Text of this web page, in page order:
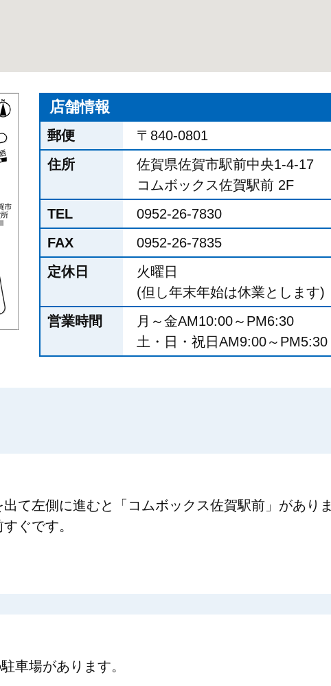
店舗情報
郵便
〒840-0801
住所
佐賀県佐賀市駅前中央1-4-17
コムボックス佐賀駅前 2F
TEL
0952-26-7830
FAX
0952-26-7835
定休日
火曜日
(但し年末年始は休業とします)
営業時間
月～金AM10:00～PM6:30
土・日・祝日AM9:00～PM5:30
て左側に進むと「コムボックス佐賀駅前」がありま
ぐです。
車場があります。